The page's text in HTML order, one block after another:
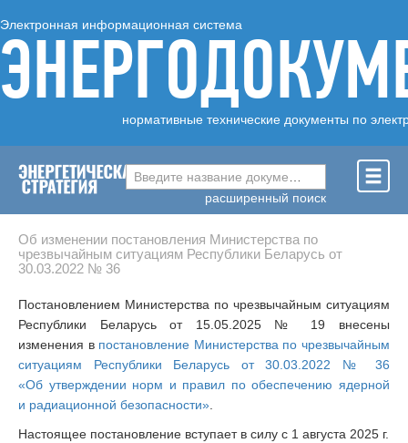
Электронная информационная система
нормативные технические документы по
Введите название документа ...
расширенный поиск
Об изменении постановления Министерства по
чрезвычайным ситуациям Республики Беларусь от
30.03.2022 № 36
Постановлением Министерства по чрезвычайным ситуациям
Республики Беларусь от 15.05.2025 № 19 внесены
изменения в постановление Министерства по чрезвычайным
ситуациям Республики Беларусь от 30.03.2022 № 36
«Об утверждении норм и правил по обеспечению ядерной
и радиационной безопасности».
Настоящее постановление вступает в силу с 1 августа 2025 г.